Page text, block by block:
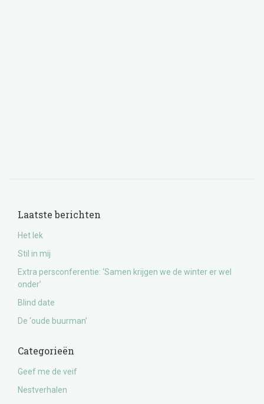
Laatste berichten
Het lek
Stil in mij
Extra persconferentie: ‘Samen krijgen we de winter er wel
onder’
Blind date
De ‘oude buurman’
Categorieën
Geef me de veif
Nestverhalen